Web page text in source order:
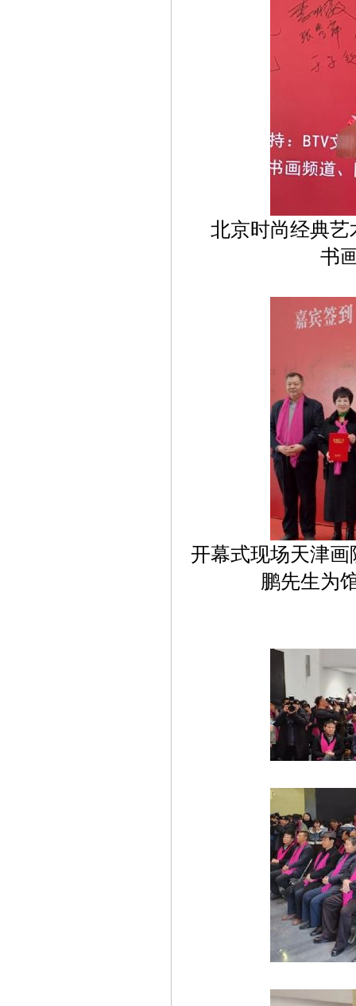
北京时尚经典
书
开幕式现场天津
鹏先生为